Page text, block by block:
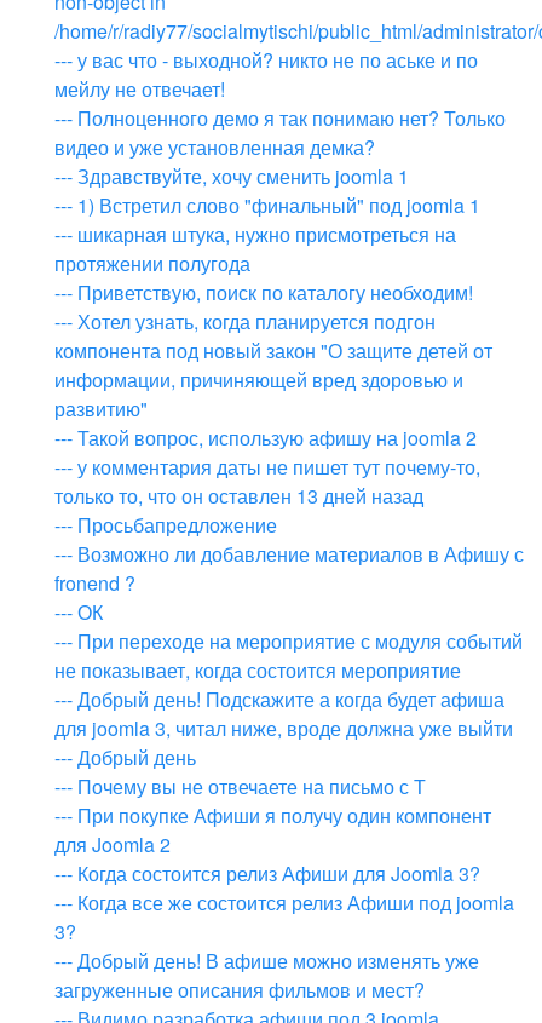
/home/r/radiy77/socialmytischi/public_html/
--- у вас что - выходной? никто не по аське и по
мейлу не отвечает!
--- Полноценного демо я так понимаю нет? Только
видео и уже установленная демка?
--- Здравствуйте, хочу сменить joomla 1
--- 1) Встретил слово "финальный" под joomla 1
--- шикарная штука, нужно присмотреться на
протяжении полугода
--- Приветствую, поиск по каталогу необходим!
--- Хотел узнать, когда планируется подгон
компонента под новый закон "О защите детей от
информации, причиняющей вред здоровью и
развитию"
--- Такой вопрос, использую афишу на joomla 2
--- у комментария даты не пишет тут почему-то,
только то, что он оставлен 13 дней назад
--- Просьбапредложение
--- Возможно ли добавление материалов в Афишу с
fronend ?
--- ОК
--- При переходе на мероприятие с модуля событий
не показывает, когда состоится мероприятие
--- Добрый день! Подскажите а когда будет афиша
для joomla 3, читал ниже, вроде должна уже выйти
--- Добрый день
--- Почему вы не отвечаете на письмо с Т
--- При покупке Афиши я получу один компонент
для Joomla 2
--- Когда состоится релиз Афиши для Joomla 3?
--- Когда все же состоится релиз Афиши под joomla
3?
--- Добрый день! В афише можно изменять уже
загруженные описания фильмов и мест?